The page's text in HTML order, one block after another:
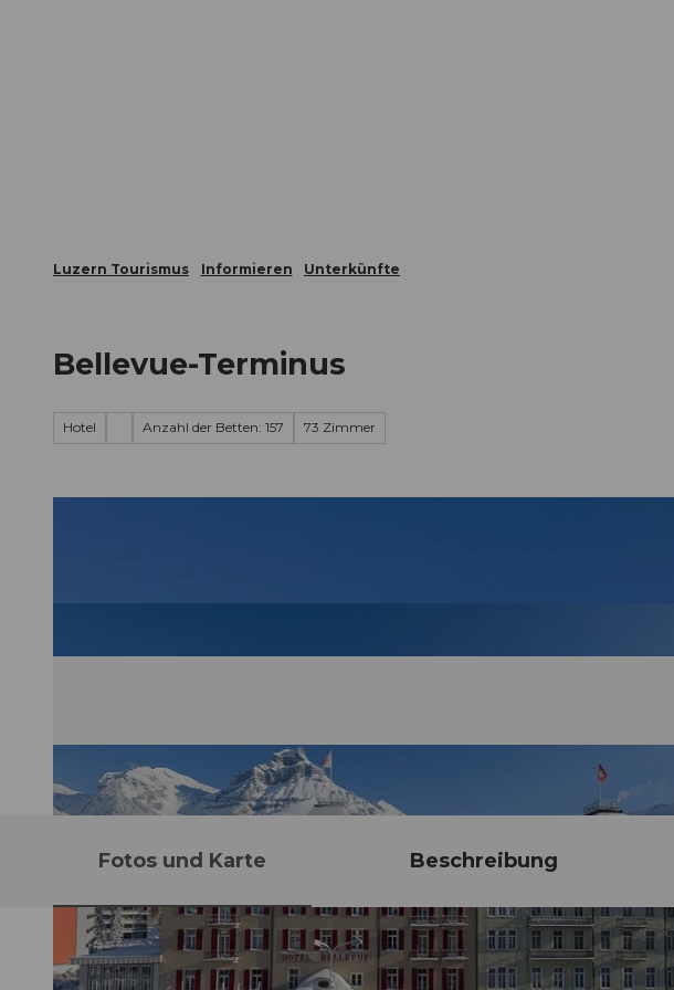
Luzern Tourismus Informieren Unterkünfte
Bellevue-Terminus
Hotel Anzahl der Betten: 157 73 Zimmer
Fotos und Karte Beschreibung